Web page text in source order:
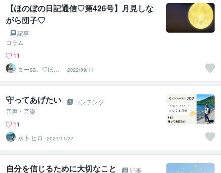
【ほのぼの日記通信♡第426号】月見しな
がら団子♡
記事
コラム
11
まーsa。♡ほの
ぼのブログ毎日
配信♡
2022/09/11
守ってあげたい
コンテンツ
音声・音楽
11
水卜 ヒロ
2021/11/27
自分を信じるために大切なこと 記事